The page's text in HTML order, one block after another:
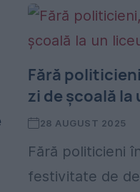
Fără
zi de școală la
28 AUGUST 2025
Fără politicieni
festivitate de